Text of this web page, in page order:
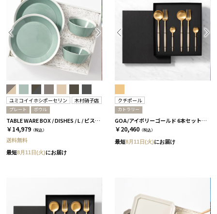
ユミコイイホシポーセリン 木村硝子店
プレート ボウル
TABLE WARE BOX / DISHES / L / ピスタチオグリーン［イイホシユミコ×木村硝子店］
￥14,979 （税込）
送料無料
最短8月11日(火)にお届け
クチポール
カトラリー
GOA/アイボリーゴールド 6本セット［クチポール］
￥20,460 （税込）
最短8月11日(火)にお届け